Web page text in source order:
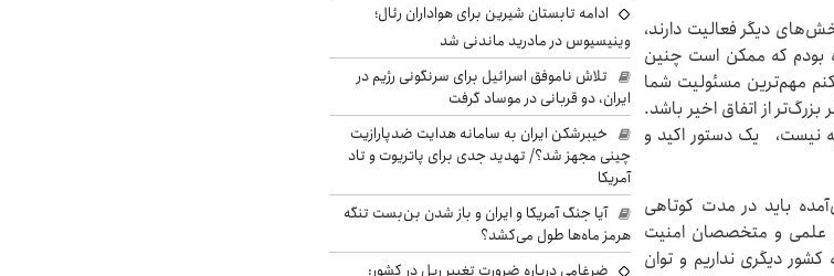
دیگر فعالیت دارند،
بودم که ممکن است چنین
مهم‌ترین مسئولیت شما
از اتفاق اخیر باشد.
نیست، یک دستور اکید و
باید در مدت کوتاهی
علمی و متخصصان امنیت
دیگری نداریم و توان
ادامه تابستان شیرین برای هواداران رئال؛
وینیسیوس در مادرید ماندنی شد
تلاش ناموفق اسرائیل برای سرنگونی رژیم در
ایران، دو قربانی در موساد گرفت
خیبرشکن ایران به سامانه هدایت ضدپارازیت
چینی مجهز شد؟/ تهدید جدی برای پاتریوت و تاد
آمریکا
آیا جنگ آمریکا و ایران و باز شدن بن‌بست تنگه
هرمز ماه‌ها طول می‌کشد؟
ضرغامی درباره ضرورت تغییر ریل در کشور: